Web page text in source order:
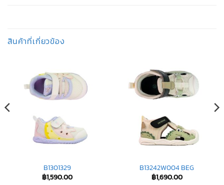
สินค้าที่เกี่ยวข้อง
B1301329
฿1,590.00
B13242W004 BEG
฿1,690.00